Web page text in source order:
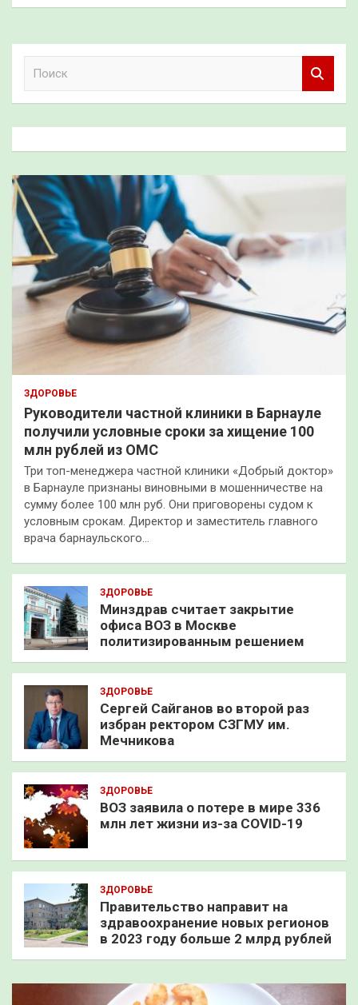
к
ЗДОРОВЬЕ
Руководители частной клиники в Барнауле
получили условные сроки за хищение 100
млн рублей из ОМС
Три топ-менеджера частной клиники «Добрый доктор»
в Барнауле признаны виновными в мошенничестве на
сумму более 100 млн руб. Они приговорены судом к
условным срокам. Директор и заместитель главного
врача барнаульского…
ЗДОРОВЬЕ
Минздрав считает закрытие
офиса ВОЗ в Москве
политизированным решением
ЗДОРОВЬЕ
Сергей Сайганов во второй раз
избран ректором СЗГМУ им.
Мечникова
ЗДОРОВЬЕ
ВОЗ заявила о потере в мире 336
млн лет жизни из-за COVID-19
ЗДОРОВЬЕ
Правительство направит на
здравоохранение новых регионов
в 2023 году больше 2 млрд рублей